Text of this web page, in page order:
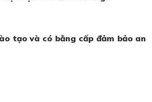
tạo và có bằng cấp đảm bảo an